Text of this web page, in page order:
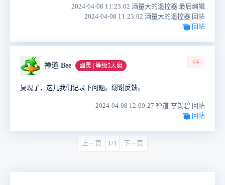
2024-04-08 11:23:02 酒量大的遥控器 最后编辑
2024-04-08 11:23:02 酒量大的遥控器 回帖
回帖
禅道-Bee 幽灵 | 等级5天魔
#4
复现了，这儿我们记录下问题。谢谢反馈。
2024-04-08 12:09:27 禅道-李锡碧 回帖
回帖
上一页 1/1 下一页